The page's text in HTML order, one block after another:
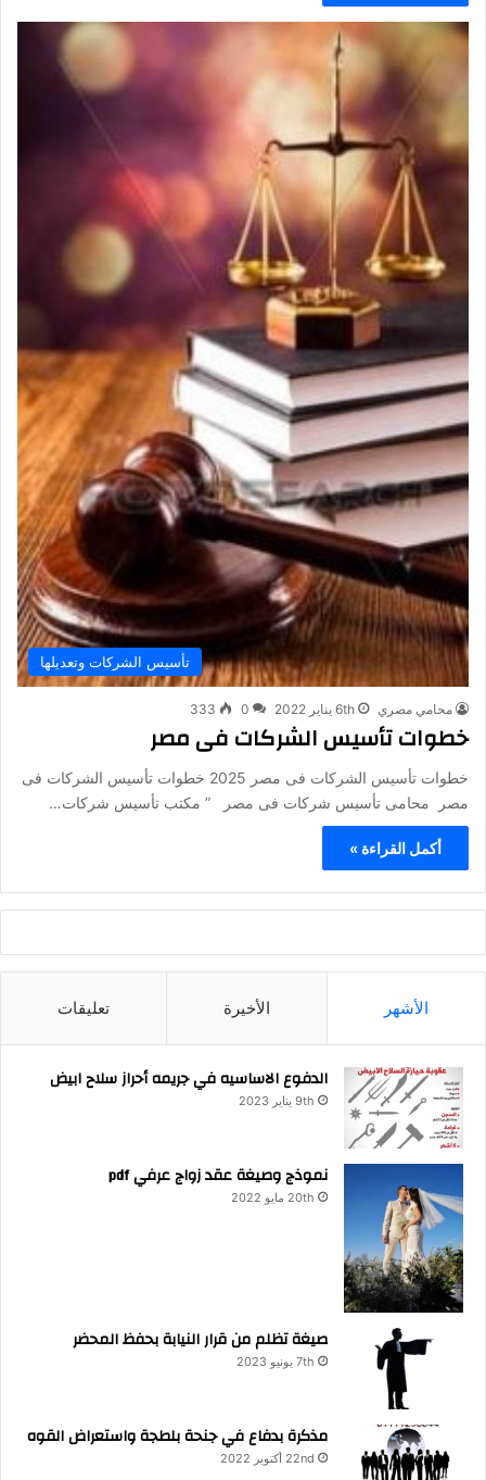
تأسيس الشركات وتعديلها
محامي مصري 6th يناير 2022 0
333
خطوات تأسيس الشركات فى مصر
خطوات تأسيس الشركات فى مصر 2025 خطوات تأسيس الشركات فى
مصر محامى تأسيس شركات فى مصر ” مكتب تأسيس شركات…
أكمل القراءة »
الأشهر الأخيرة تعليقات
الدفوع الاساسيه في جريمه أحراز سلاح ابيض
9th يناير 2023
نموذج وصيغة عقد زواج عرفي pdf
20th مايو 2022
صيغة تظلم من قرار النيابة بحفظ المحضر
7th يونيو 2023
مذكرة بدفاع في جنحة بلطجة واستعراض القوه
22nd أكتوبر 2022